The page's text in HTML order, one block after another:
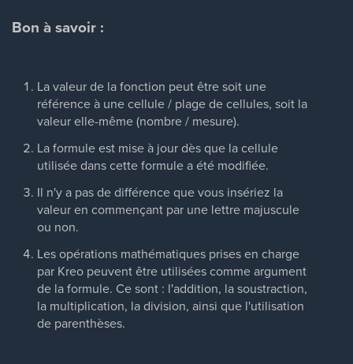
Bon à savoir :
La valeur de la fonction peut être soit une
référence à une cellule / plage de cellules, soit la
valeur elle-même (nombre / mesure).
La formule est mise à jour dès que la cellule
utilisée dans cette formule a été modifiée.
Il n'y a pas de différence que vous insériez la
valeur en commençant par une lettre majuscule
ou non.
Les opérations mathématiques prises en charge
par Kreo peuvent être utilisées comme argument
de la formule. Ce sont : l'addition, la soustraction,
la multiplication, la division, ainsi que l'utilisation
de parenthèses.